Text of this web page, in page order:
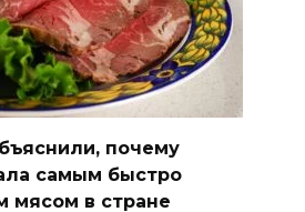
почему
самым быстро
в стране